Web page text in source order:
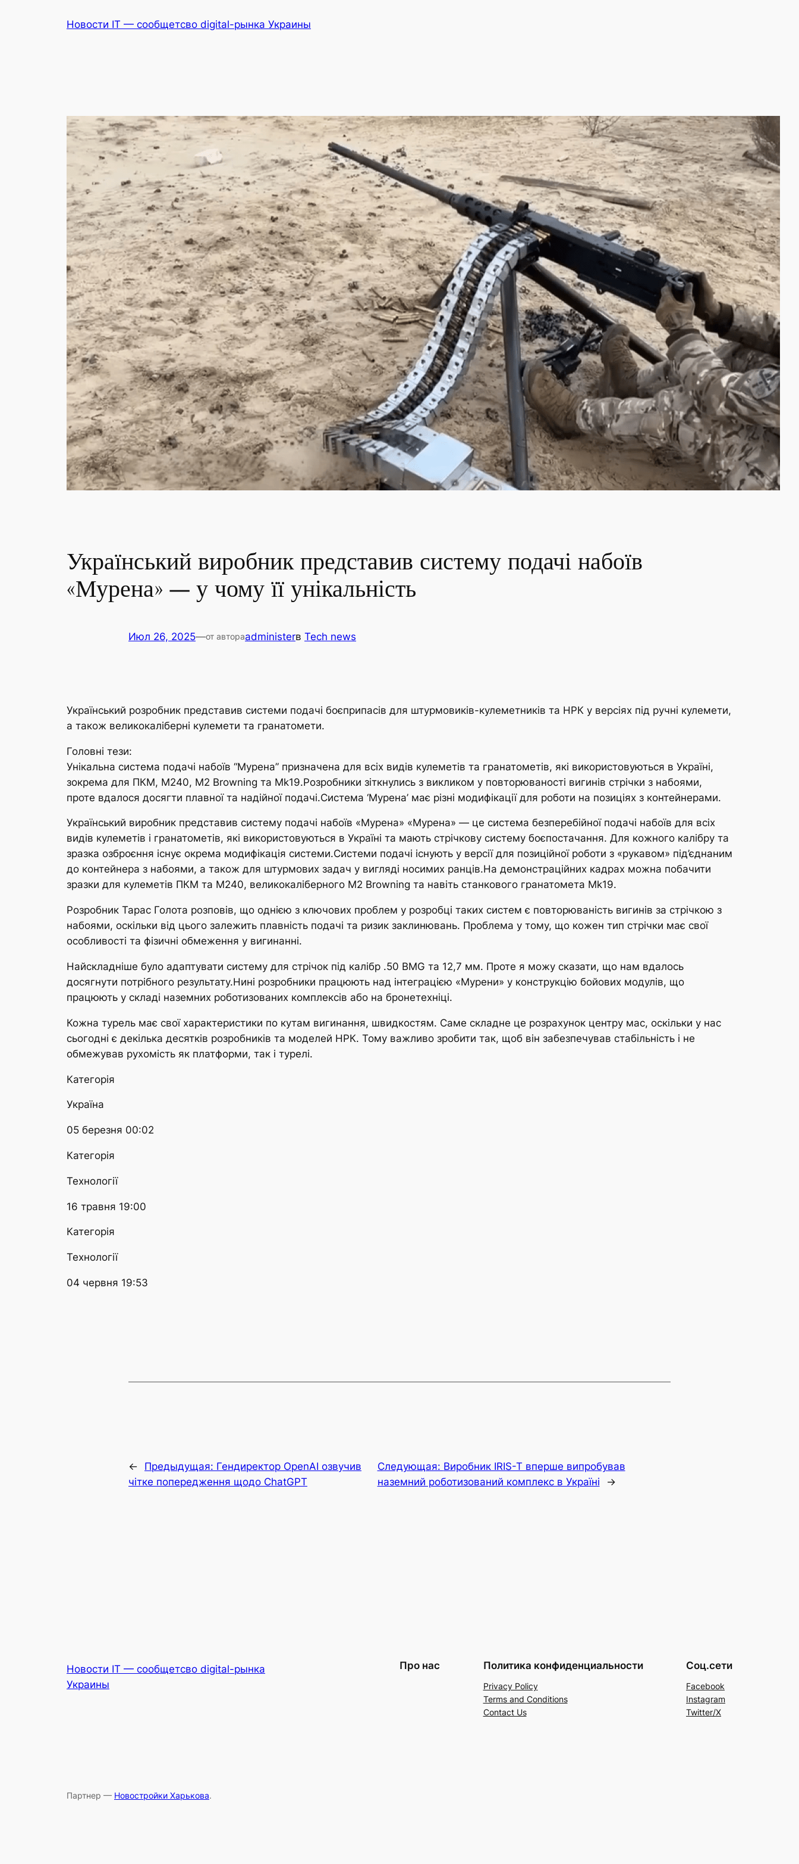
Новости IT — сообщетсво digital-рынка Украины
Український виробник представив систему подачі набоїв
«Мурена» — у чому її унікальність
Июл 26, 2025—от автораadministerв Tech news
Український розробник представив системи подачі боєприпасів для штурмовиків-кулеметників та НРК у версіях під ручні кулемети,
а також великокаліберні кулемети та гранатомети.
Головні тези:
Унікальна система подачі набоїв “Мурена” призначена для всіх видів кулеметів та гранатометів, які використовуються в Україні,
зокрема для ПКМ, M240, M2 Browning та Mk19.Розробники зіткнулись з викликом у повторюваності вигинів стрічки з набоями,
проте вдалося досягти плавної та надійної подачі.Система ‘Мурена’ має різні модифікації для роботи на позиціях з контейнерами.
Український виробник представив систему подачі набоїв «Мурена» «Мурена» — це система безперебійної подачі набоїв для всіх
видів кулеметів і гранатометів, які використовуються в Україні та мають стрічкову систему боєпостачання. Для кожного калібру та
зразка озброєння існує окрема модифікація системи.Системи подачі існують у версії для позиційної роботи з «рукавом» під’єднаним
до контейнера з набоями, а також для штурмових задач у вигляді носимих ранців.На демонстраційних кадрах можна побачити
зразки для кулеметів ПКМ та М240, великокаліберного М2 Browning та навіть станкового гранатомета Mk19.
Розробник Тарас Голота розповів, що однією з ключових проблем у розробці таких систем є повторюваність вигинів за стрічкою з
набоями, оскільки від цього залежить плавність подачі та ризик заклинювань. Проблема у тому, що кожен тип стрічки має свої
особливості та фізичні обмеження у вигинанні.
Найскладніше було адаптувати систему для стрічок під калібр .50 BMG та 12,7 мм. Проте я можу сказати, що нам вдалось
досягнути потрібного результату.Нині розробники працюють над інтеграцією «Мурени» у конструкцію бойових модулів, що
працюють у складі наземних роботизованих комплексів або на бронетехніці.
Кожна турель має свої характеристики по кутам вигинання, швидкостям. Саме складне це розрахунок центру мас, оскільки у нас
сьогодні є декілька десятків розробників та моделей НРК. Тому важливо зробити так, щоб він забезпечував стабільність і не
обмежував рухомість як платформи, так і турелі.
Категорія
Україна
05 березня 00:02
Категорія
Технології
16 травня 19:00
Категорія
Технології
04 червня 19:53
← Предыдущая: Гендиректор OpenAI озвучив
чітке попередження щодо ChatGPT
Следующая: Виробник IRIS-T вперше випробував
наземний роботизований комплекс в Україні
→
Новости IT — сообщетсво digital-рынка
Украины
Про нас Политика конфиденциальности
Privacy Policy
Terms and Conditions
Contact Us
Соц.сети
Facebook
Instagram
Twitter/X
Партнер — Новостройки Харькова.